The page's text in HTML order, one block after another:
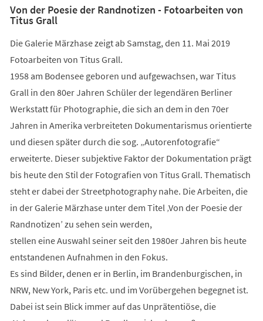
Von der Poesie der Randnotizen - Fotoarbeiten von
Titus Grall
Die Galerie Märzhase zeigt ab Samstag, den 11. Mai 2019
Fotoarbeiten von Titus Grall.
1958 am Bodensee geboren und aufgewachsen, war Titus
Grall in den 80er Jahren Schüler der legendären Berliner
Werkstatt für Photographie, die sich an dem in den 70er
Jahren in Amerika verbreiteten Dokumentarismus orientierte
und diesen später durch die sog. „Autorenfotografie“
erweiterte. Dieser subjektive Faktor der Dokumentation prägt
bis heute den Stil der Fotografien von Titus Grall. Thematisch
steht er dabei der Streetphotography nahe. Die Arbeiten, die
in der Galerie Märzhase unter dem Titel ‚Von der Poesie der
Randnotizen’ zu sehen sein werden,
stellen eine Auswahl seiner seit den 1980er Jahren bis heute
entstandenen Aufnahmen in den Fokus.
Es sind Bilder, denen er in Berlin, im Brandenburgischen, in
NRW, New York, Paris etc. und im Vorübergehen begegnet ist.
Dabei ist sein Blick immer auf das Unprätentiöse, die